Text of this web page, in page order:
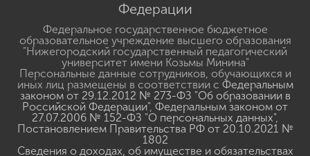
Федерации
Федеральное государственное бюджетное
образовательное учреждение высшего образования
"Нижегородский государственный педагогический
университет имени Козьмы Минина"
Персональные данные сотрудников, обучающихся и
иных лиц размещены в соответствии с Федеральным
законом от 29.12.2012 № 273-ФЗ "Об образовании в
Российской Федерации", Федеральным законом от
27.07.2006 № 152-ФЗ "О персональных данных",
Постановлением Правительства РФ от 20.10.2021 №
1802
Сведения о доходах, об имуществе и обязательствах